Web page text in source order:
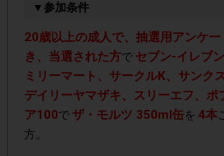
▼参加条件
20歳以上の成人で、抽選用アンケ
き、当選された方で セブン‐イレブ
ミリーマート、サークルK、サンク
デイリーヤマザキ、スリーエフ、ポ
ア100でザ・モルツ 350ml缶を 4本
方。